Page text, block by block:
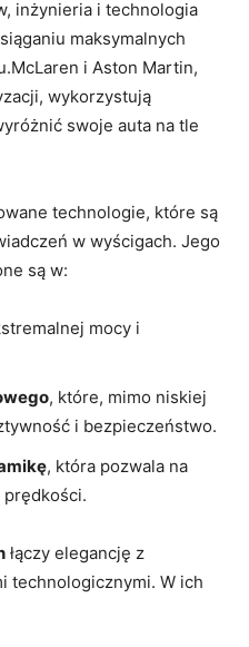
inżynieria i technologia
maksymalnych
i Aston Martin,
wykorzystują
swoje auta na tle
technologie, które są
w wyścigach. Jego
są w:
mocy i
, które, mimo niskiej
i bezpieczeństwo.
, która pozwala na
łączy elegancję z
technologicznymi. W ich